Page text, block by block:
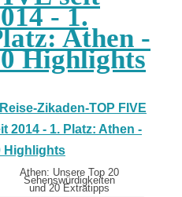
- 1.
Athen -
Highlights
Athen: Unsere Top 20
Sehenswürdigkeiten
und 20 Extratipps